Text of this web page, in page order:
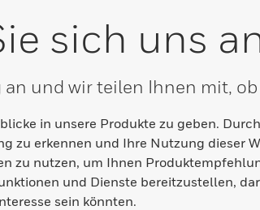
sich uns
an und wir teilen Ihnen mit,
in unsere Produkte zu geben.
zu erkennen und Ihre Nutzung dieser
zu nutzen, um Ihnen
und Dienste bereitzustellen,
sein könnten.